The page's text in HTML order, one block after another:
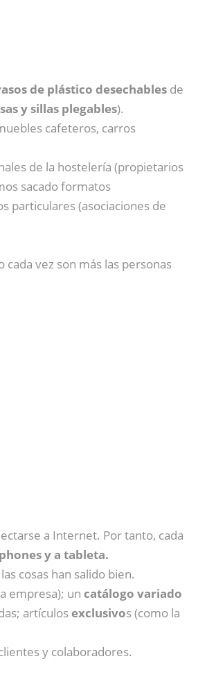
de plástico desechables de
y sillas plegables).
cafeteros, carros
de la hostelería (propietarios
sacado formatos
particulares (asociaciones de
vez son más las personas
a Internet. Por tanto, cada
y a tableta.
cosas han salido bien.
empresa); un catálogo variado
artículosexclusivos (como la
y colaboradores.